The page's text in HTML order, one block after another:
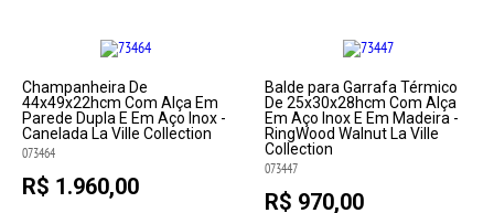
Champanheira De
44x49x22hcm Com Alça Em
Parede Dupla E Em Aço Inox -
Canelada La Ville Collection
073464
R$ 1.960,00
Balde para Garrafa Térmico
De 25x30x28hcm Com Alça
Em Aço Inox E Em Madeira -
RingWood Walnut La Ville
Collection
073447
R$ 970,00